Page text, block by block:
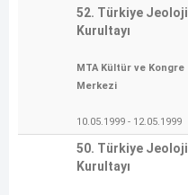
52. Türkiye Jeoloji
Kurultayı
MTA Kültür ve Kongre
Merkezi
10.05.1999 - 12.05.1999
50. Türkiye Jeoloji
Kurultayı